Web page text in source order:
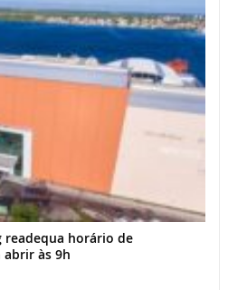
readequa horário de
às 9h